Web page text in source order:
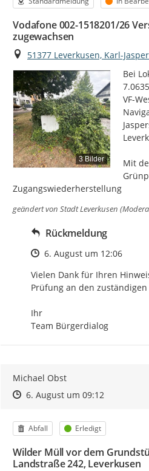
Vodafone 002-1518201/26
zugewachsen
Ort
51377 Leverkusen, Karl-
3 Bilder
Bei
VF-
Mit
Zugangswiederherstellung
geändert von Stadt Leverkusen
Rückmeldung
Zeitpunkt des Erstellens
6. August um 12:06
Vielen Dank für Ihren
Prüfung an den
Ihr
Team Bürgerdialog
Michael Obst
Zeitpunkt des Erstellens
Zeitpunkt des Erstellens
6. August um 09:12Zur
Kategorie
Abfall Status
Erledigt
Wilder Müll vor dem
Landstraße 242, Leverkusen